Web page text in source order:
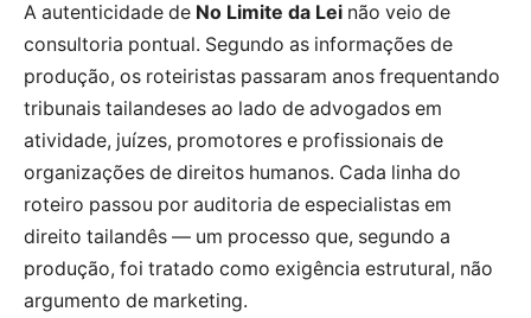
A autenticidade de No Limite da Lei não veio de
consultoria pontual. Segundo as informações de
produção, os roteiristas passaram anos frequentando
tribunais tailandeses ao lado de advogados em
atividade, juízes, promotores e profissionais de
organizações de direitos humanos. Cada linha do
roteiro passou por auditoria de especialistas em
direito tailandês — um processo que, segundo a
produção, foi tratado como exigência estrutural, não
argumento de marketing.